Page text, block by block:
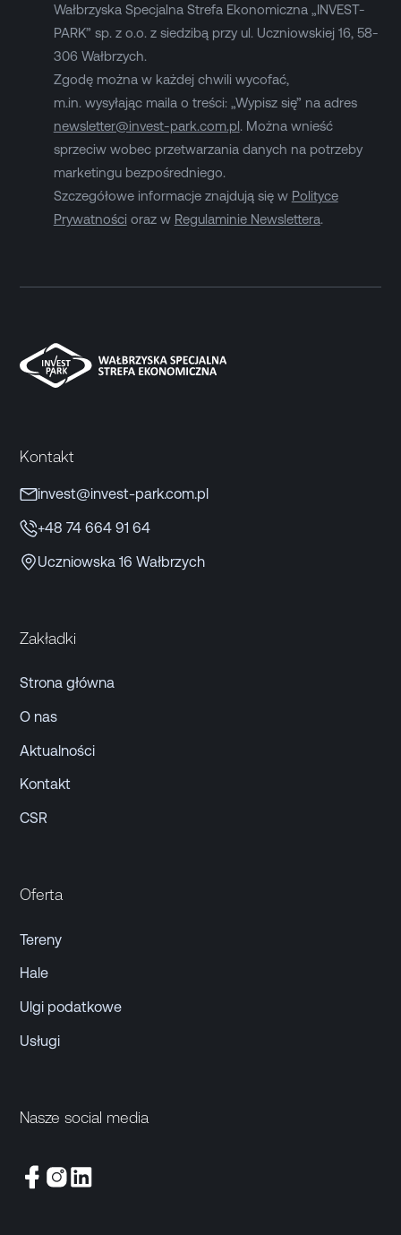
Wałbrzyska Specjalna Strefa Ekonomiczna „INVEST-
PARK” sp. z o.o. z siedzibą przy ul. Uczniowskiej 16, 58-
306 Wałbrzych.
Zgodę można w każdej chwili wycofać,
m.in. wysyłając maila o treści: „Wypisz się” na adres
newsletter@invest-park.com.pl. Można wnieść
sprzeciw wobec przetwarzania danych na potrzeby
marketingu bezpośredniego.
Szczegółowe informacje znajdują się w Polityce
Prywatności oraz w Regulaminie Newslettera.
Kontakt
invest@invest-park.com.pl
+48 74 664 91 64
Uczniowska 16 Wałbrzych
Zakładki
Strona główna
O nas
Aktualności
Kontakt
CSR
Oferta
Tereny
Hale
Ulgi podatkowe
Usługi
Nasze social media